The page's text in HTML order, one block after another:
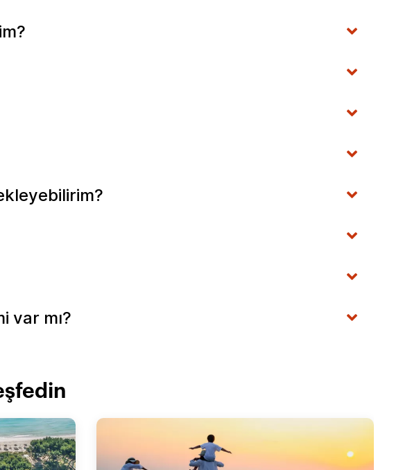
var mı?